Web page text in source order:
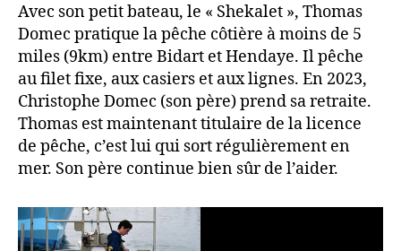
Avec son petit bateau, le « Shekalet », Thomas
Domec pratique la pêche côtière à moins de 5
miles (9km) entre Bidart et Hendaye. Il pêche
au filet fixe, aux casiers et aux lignes. En 2023,
Christophe Domec (son père) prend sa retraite.
Thomas est maintenant titulaire de la licence
de pêche, c’est lui qui sort régulièrement en
mer. Son père continue bien sûr de l’aider.